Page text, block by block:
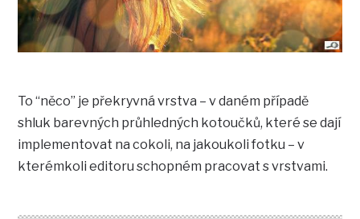
To “něco” je překryvná vrstva – v daném případě
shluk barevných průhledných kotoučků, které se dají
implementovat na cokoli, na jakoukoli fotku – v
kterémkoli editoru schopném pracovat s vrstvami.